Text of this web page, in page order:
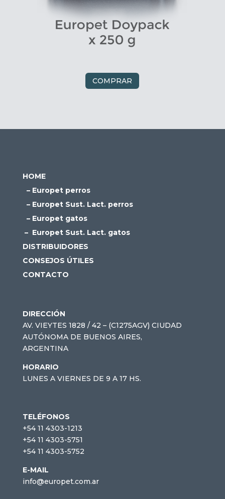
COMPRAR
HOME
– Europet perros
– Europet Sust. Lact. perros
– Europet gatos
– Europet Sust. Lact. gatos
DISTRIBUIDORES
CONSEJOS ÚTILES
CONTACTO
DIRECCIÓN
AV. VIEYTES 1828 / 42 – (C1275AGV) CIUDAD
AUTÓNOMA DE BUENOS AIRES,
ARGENTINA
HORARIO
LUNES A VIERNES DE 9 A 17 HS.
TELÉFONOS
+54 11 4303-1213
+54 11 4303-5751
+54 11 4303-5752
E-MAIL
info@europet.com.ar